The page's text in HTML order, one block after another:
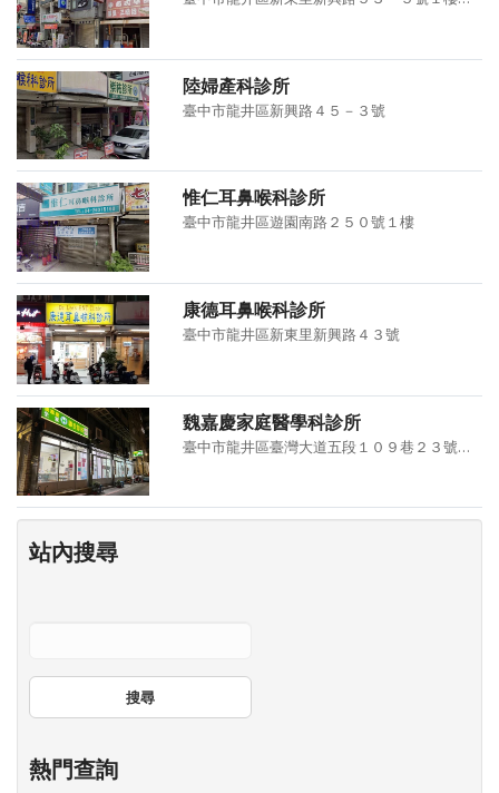
陸婦產科診所
臺中市龍井區新興路４５－３號
惟仁耳鼻喉科診所
臺中市龍井區遊園南路２５０號１樓
康德耳鼻喉科診所
臺中市龍井區新東里新興路４３號
魏嘉慶家庭醫學科診所
臺中市龍井區臺灣大道五段１０９巷２３號、２９號１樓
站內搜尋
搜尋
熱門查詢